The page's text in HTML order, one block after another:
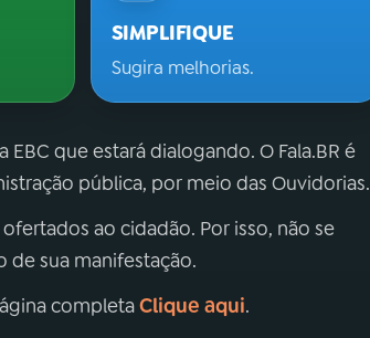
SIMPLIFIQUE
Sugira melhorias.
que estará dialogando. O Fala.BR é
pública, por meio das Ouvidorias.
ao cidadão. Por isso, não se
de sua manifestação.
completaClique aqui.